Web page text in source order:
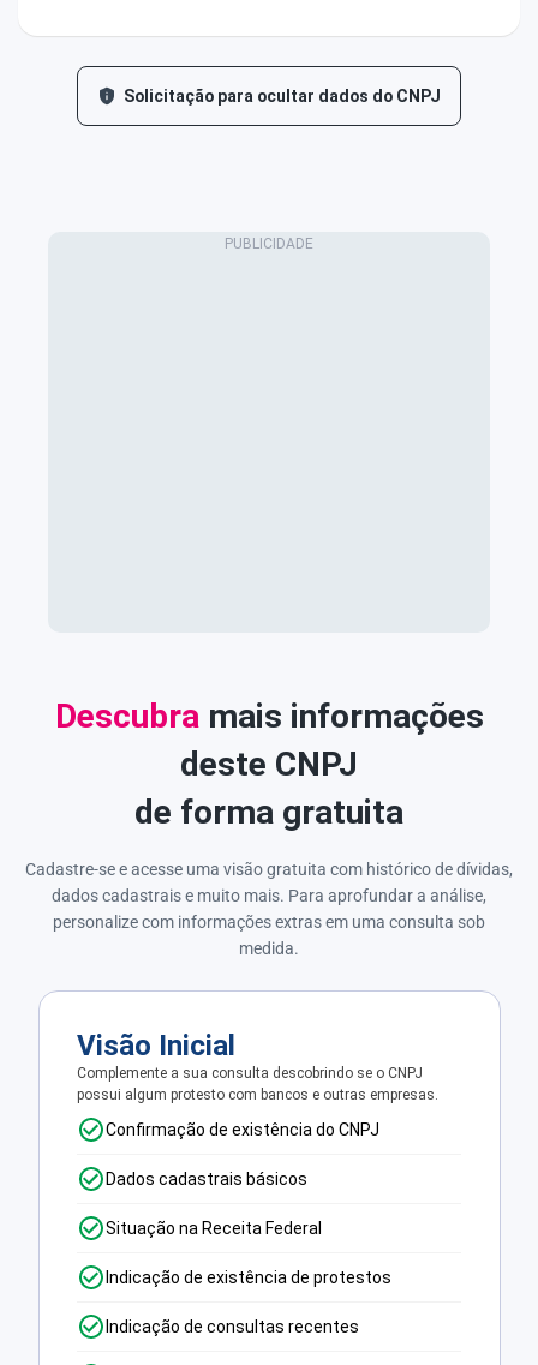
Solicitação para ocultar dados do CNPJ
Descubra mais informações
deste CNPJ
de forma gratuita
Cadastre-se e acesse uma visão gratuita com histórico de dívidas,
dados cadastrais e muito mais. Para aprofundar a análise,
personalize com informações extras em uma consulta sob
medida.
Visão Inicial
Complemente a sua consulta descobrindo se o CNPJ
possui algum protesto com bancos e outras empresas.
Confirmação de existência do CNPJ
Dados cadastrais básicos
Situação na Receita Federal
Indicação de existência de protestos
Indicação de consultas recentes